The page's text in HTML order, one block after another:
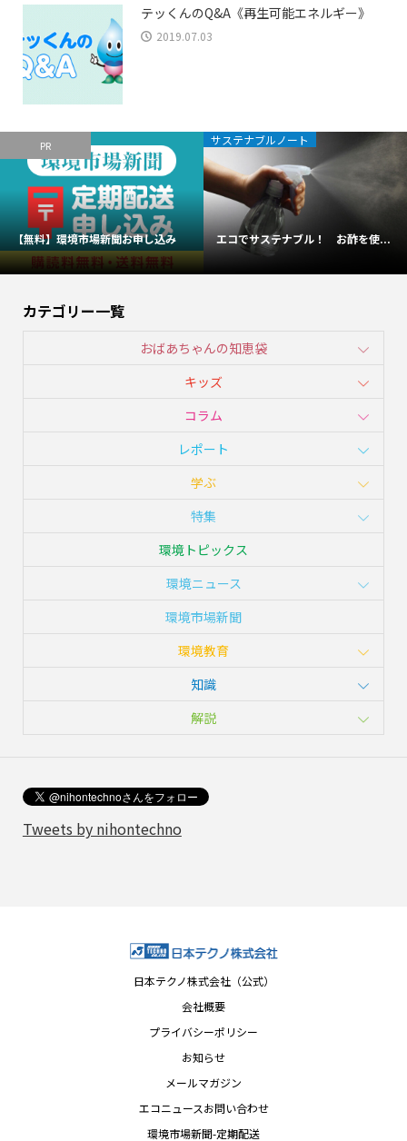
テッくんのQ&A《再生可能エネルギー》
2019.07.03
PR
【無料】環境市場新聞お申し込み
サステナブルノート
エコでサステナブル！ お酢を使...
カテゴリー一覧
おばあちゃんの知恵袋
キッズ
コラム
レポート
学ぶ
特集
環境トピックス
環境ニュース
環境市場新聞
環境教育
知識
解説
Tweets by nihontechno
日本テクノ株式会社（公式）
会社概要
プライバシーポリシー
お知らせ
メールマガジン
エコニュースお問い合わせ
環境市場新聞-定期配送